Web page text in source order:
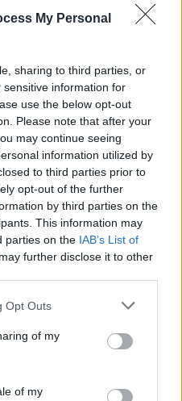
My Personal
sharing to third parties, or
information for
use the below opt-out
Please note that after your
may continue seeing
information utilized by
to third parties prior to
opt-out of the further
by third parties on the
This information may
parties on the IAB’s List of
further disclose it to other
Opt Outs
of my
of my